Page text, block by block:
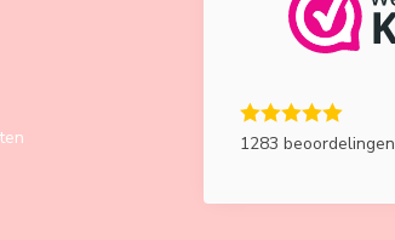
1283 beoordelingen